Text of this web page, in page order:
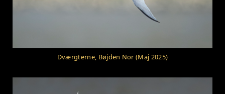
Dværgterne, Bøjden Nor (Maj 2025)